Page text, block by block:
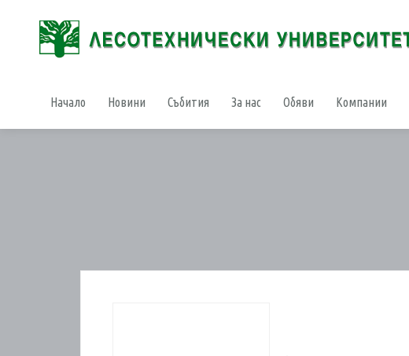
Начало Новини Събития За нас Обяви Компании